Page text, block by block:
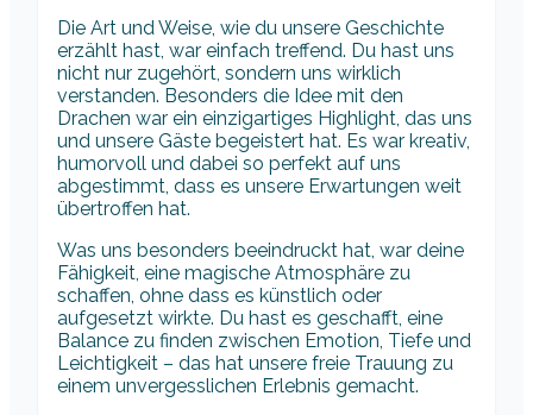
Die Art und Weise, wie du unsere Geschichte
erzählt hast, war einfach treffend. Du hast uns
nicht nur zugehört, sondern uns wirklich
verstanden. Besonders die Idee mit den
Drachen war ein einzigartiges Highlight, das uns
und unsere Gäste begeistert hat. Es war kreativ,
humorvoll und dabei so perfekt auf uns
abgestimmt, dass es unsere Erwartungen weit
übertroffen hat.
Was uns besonders beeindruckt hat, war deine
Fähigkeit, eine magische Atmosphäre zu
schaffen, ohne dass es künstlich oder
aufgesetzt wirkte. Du hast es geschafft, eine
Balance zu finden zwischen Emotion, Tiefe und
Leichtigkeit – das hat unsere freie Trauung zu
einem unvergesslichen Erlebnis gemacht.